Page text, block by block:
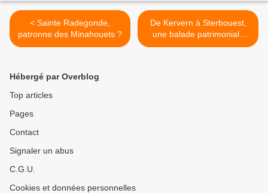
< Sainte Radegonde,
patronne des Minahouets ?
De Kervern à Sterbouest,
une balade patrimoniale
bien suivie... >
Hébergé par Overblog
Top articles
Pages
Contact
Signaler un abus
C.G.U.
Cookies et données personnelles